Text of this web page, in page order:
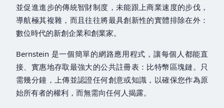
並促進進步的傳統智財制度，未能跟上商業速度的步伐，
導航極其複雜，而且往往將最具創新性的實體排除在外：
數位時代的新創企業和創業家。
Bernstein 是一個簡單的網路應用程式，讓每個人都能直
接、實惠地存取最強大的公共註冊表：比特幣區塊鏈。只
需幾分鐘，上傳並認證任何創意或知識，以確保您作為原
始所有者的權利，而無需向任何人揭露。